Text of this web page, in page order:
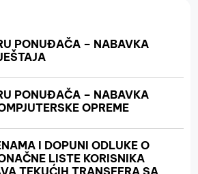
PONUĐAČA – NABAVKA
PONUĐAČA – NABAVKA
OPREME
I DOPUNI ODLUKE O
LISTE KORISNIKA